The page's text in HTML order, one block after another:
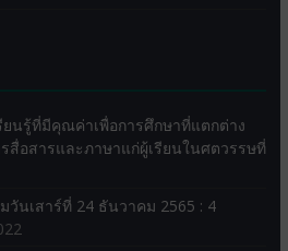
นรู้ที่มีคุณค่าเพื่อการศึกษาที่แตกต่าง
อสารและภาษาแก่ผู้เรียนในศตวรรษที่
นเสาร์ที่ 24 ธันวาคม 2565 : 4